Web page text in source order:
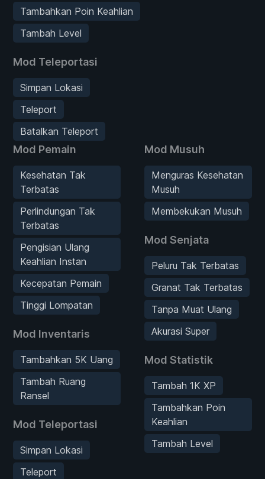
Tambahkan Poin Keahlian
Tambah Level
Mod Teleportasi
Simpan Lokasi
Teleport
Batalkan Teleport
Mod Pemain
Kesehatan Tak
Terbatas
Perlindungan Tak
Terbatas
Pengisian Ulang
Keahlian Instan
Kecepatan Pemain
Tinggi Lompatan
Mod Inventaris
Tambahkan 5K Uang
Tambah Ruang
Ransel
Mod Teleportasi
Simpan Lokasi
Teleport
Mod Musuh
Menguras Kesehatan
Musuh
Membekukan Musuh
Mod Senjata
Peluru Tak Terbatas
Granat Tak Terbatas
Tanpa Muat Ulang
Akurasi Super
Mod Statistik
Tambah 1K XP
Tambahkan Poin
Keahlian
Tambah Level